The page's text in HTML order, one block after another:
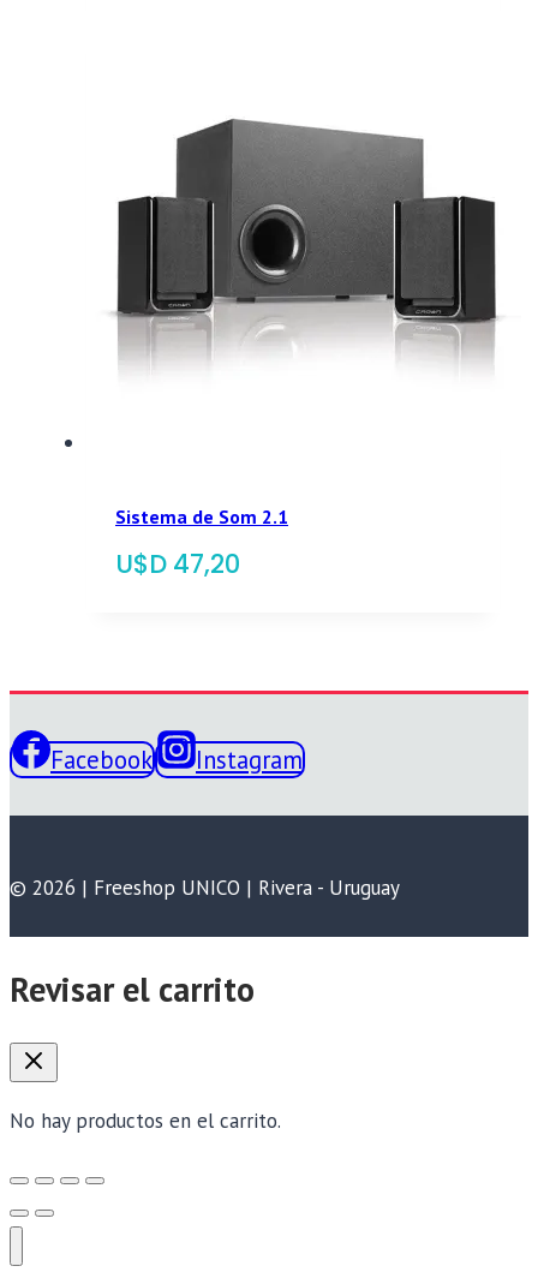
Sistema de Som 2.1
$ 47,20
Facebook Instagram
© 2026 | Freeshop UNICO | Rivera - Uruguay
Revisar el carrito
No hay productos en el carrito.